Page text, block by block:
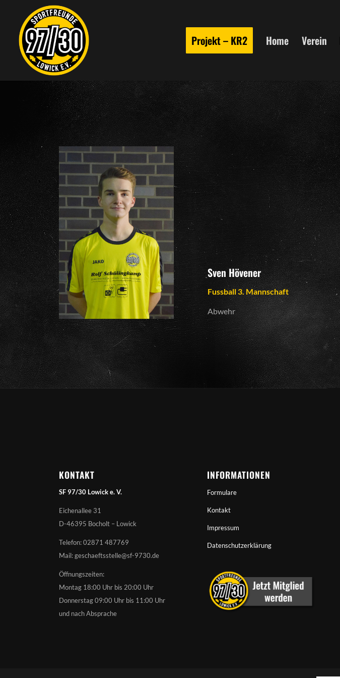
Projekt – KR2 Home Verein
Sven Hövener
Fussball 3. Mannschaft
Abwehr
KONTAKT
SF 97/30 Lowick e. V.
Eichenallee 31
D-46395 Bocholt – Lowick
Telefon: 02871 487769
Mail: geschaeftsstelle@sf-9730.de
Öffnungszeiten:
Montag 18:00 Uhr bis 20:00 Uhr
Donnerstag 09:00 Uhr bis 11:00 Uhr
und nach Absprache
INFORMATIONEN
Formulare
Kontakt
Impressum
Datenschutzerklärung